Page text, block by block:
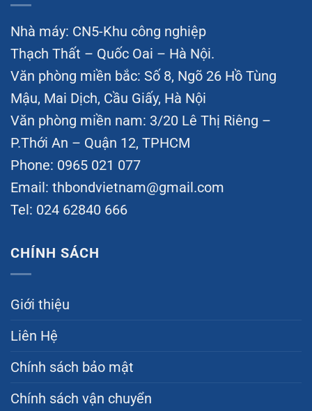
Nhà máy: CN5-Khu công nghiệp
Thạch Thất – Quốc Oai – Hà Nội.
Văn phòng miền bắc: Số 8, Ngõ 26 Hồ Tùng
Mậu, Mai Dịch, Cầu Giấy, Hà Nội
Văn phòng miền nam: 3/20 Lê Thị Riêng –
P.Thới An – Quận 12, TPHCM
Phone: 0965 021 077
Email: thbondvietnam@gmail.com
Tel: 024 62840 666
CHÍNH SÁCH
Giới thiệu
Liên Hệ
Chính sách bảo mật
Chính sách vận chuyển